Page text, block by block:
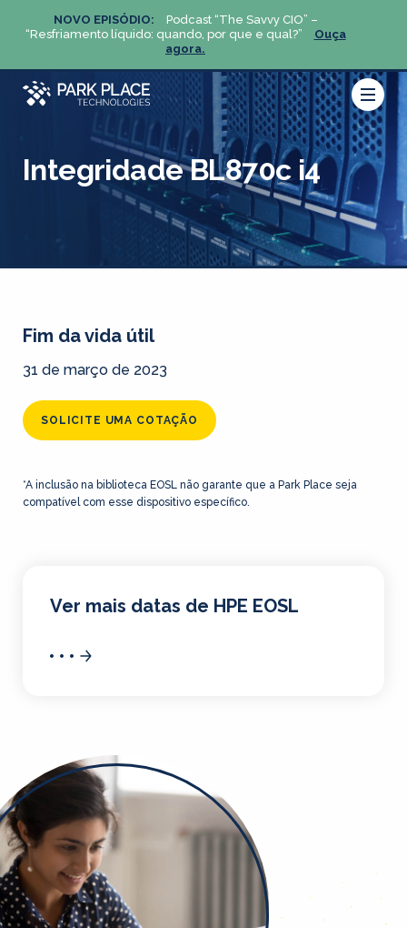
NOVO EPISÓDIO:
Podcast “The Savvy CIO” –
“Resfriamento líquido: quando, por que e qual?”
Ouça
agora.
Integridade BL870c i4
Fim da vida útil
31 de março de 2023
SOLICITE UMA COTAÇÃO
*A inclusão na biblioteca EOSL não garante que a Park Place seja
compatível com esse dispositivo específico.
Ver mais datas de HPE EOSL